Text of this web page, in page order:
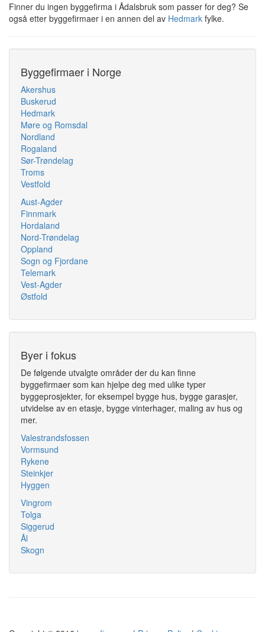
Finner du ingen byggefirma i Ådalsbruk som passer for deg? Se
også etter byggefirmaer i en annen del av Hedmark fylke.
Byggefirmaer i Norge
Akershus
Buskerud
Hedmark
Møre og Romsdal
Nordland
Rogaland
Sør-Trøndelag
Troms
Vestfold
Aust-Agder
Finnmark
Hordaland
Nord-Trøndelag
Oppland
Sogn og Fjordane
Telemark
Vest-Agder
Østfold
Byer i fokus
De følgende utvalgte områder der du kan finne
byggefirmaer som kan hjelpe deg med ulike typer
byggeprosjekter, for eksempel bygge hus, bygge garasjer,
utvidelse av en etasje, bygge vinterhager, maling av hus og
mer.
Valestrandsfossen
Vormsund
Rykene
Steinkjer
Hyggen
Vingrom
Tolga
Siggerud
Ål
Skogn